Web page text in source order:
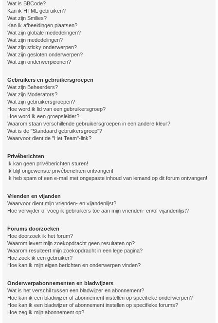
Wat is BBCode?
Kan ik HTML gebruiken?
Wat zijn Smilies?
Kan ik afbeeldingen plaatsen?
Wat zijn globale mededelingen?
Wat zijn mededelingen?
Wat zijn sticky onderwerpen?
Wat zijn gesloten onderwerpen?
Wat zijn onderwerpiconen?
Gebruikers en gebruikersgroepen
Wat zijn Beheerders?
Wat zijn Moderators?
Wat zijn gebruikersgroepen?
Hoe word ik lid van een gebruikersgroep?
Hoe word ik een groepsleider?
Waarom staan verschillende gebruikersgroepen in een andere kleur?
Wat is de "Standaard gebruikersgroep"?
Waarvoor dient de "Het Team"-link?
Privéberichten
Ik kan geen privéberichten sturen!
Ik blijf ongewenste privéberichten ontvangen!
Ik heb spam of een e-mail met ongepaste inhoud van iemand op dit forum ontvangen!
Vrienden en vijanden
Waarvoor dient mijn vrienden- en vijandenlijst?
Hoe verwijder of voeg ik gebruikers toe aan mijn vrienden- en/of vijandenlijst?
Forums doorzoeken
Hoe doorzoek ik het forum?
Waarom levert mijn zoekopdracht geen resultaten op?
Waarom resulteert mijn zoekopdracht in een lege pagina?
Hoe zoek ik een gebruiker?
Hoe kan ik mijn eigen berichten en onderwerpen vinden?
Onderwerpabonnementen en bladwijzers
Wat is het verschil tussen een bladwijzer en abonnement?
Hoe kan ik een bladwijzer of abonnement instellen op specifieke onderwerpen?
Hoe kan ik een bladwijzer of abonnement instellen op specifieke forums?
Hoe zeg ik mijn abonnement op?